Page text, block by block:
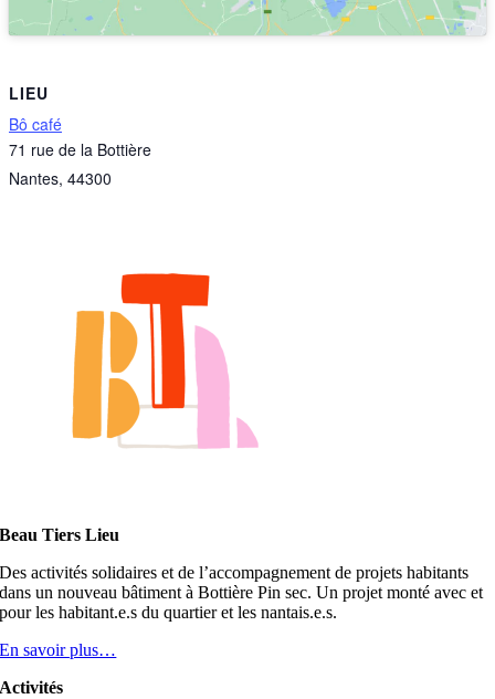
LIEU
Bô café
71 rue de la Bottière
Nantes, 44300
Beau Tiers Lieu
Des activités solidaires et de l’accompagnement de projets habitants
dans un nouveau bâtiment à Bottière Pin sec. Un projet monté avec et
pour les habitant.e.s du quartier et les nantais.e.s.
En savoir plus…
Activités